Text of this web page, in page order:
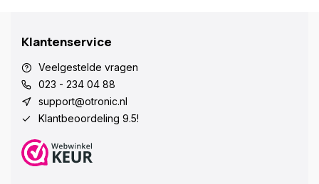
Klantenservice
Veelgestelde vragen
023 - 234 04 88
support@otronic.nl
Klantbeoordeling 9.5!